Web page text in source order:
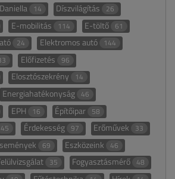
Daniella 14 Díszvilágítás 26
E-mobilitás 114 E-töltő 61
24 Elektromos autó 144
Előfizetés 96
Elosztószekrény 14
Energiahatékonyság 46
EPH 16 Építőipar 58
45 Érdekesség 97 Erőművek 33
69 Eszközeink 46
35 Fogyasztásmérő 48